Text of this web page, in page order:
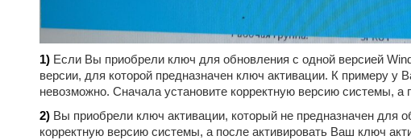
1)Если Вы приобрели ключ для обновления с одной версией
версии, для которой предназначен ключ активации. К примеру
невозможно. Сначала установите корректную версию системы, а
2)Вы приобрели ключ активации, который не предназначен для
корректную версию системы, а после активировать Ваш ключ